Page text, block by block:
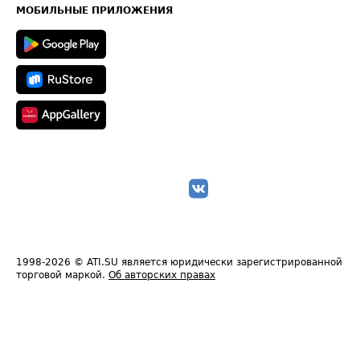
Техническая информация
МОБИЛЬНЫЕ ПРИЛОЖЕНИЯ
1998-2026 © ATI.SU является юридически зарегистрированной
торговой маркой. Об авторских правах